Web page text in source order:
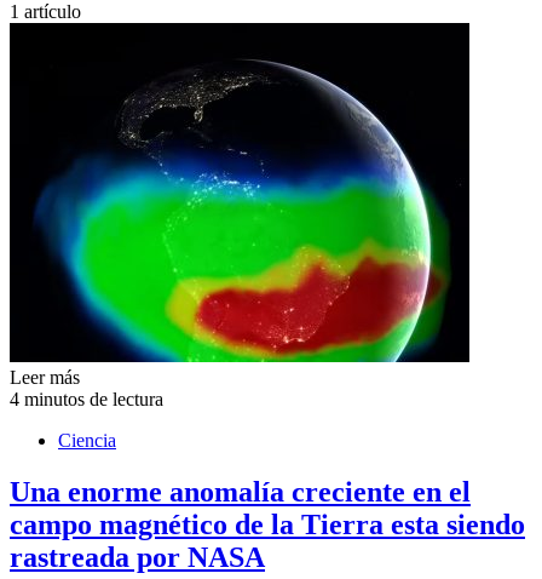
1 artículo
Leer más
4 minutos de lectura
Ciencia
Una enorme anomalía creciente en el
campo magnético de la Tierra esta siendo
rastreada por NASA